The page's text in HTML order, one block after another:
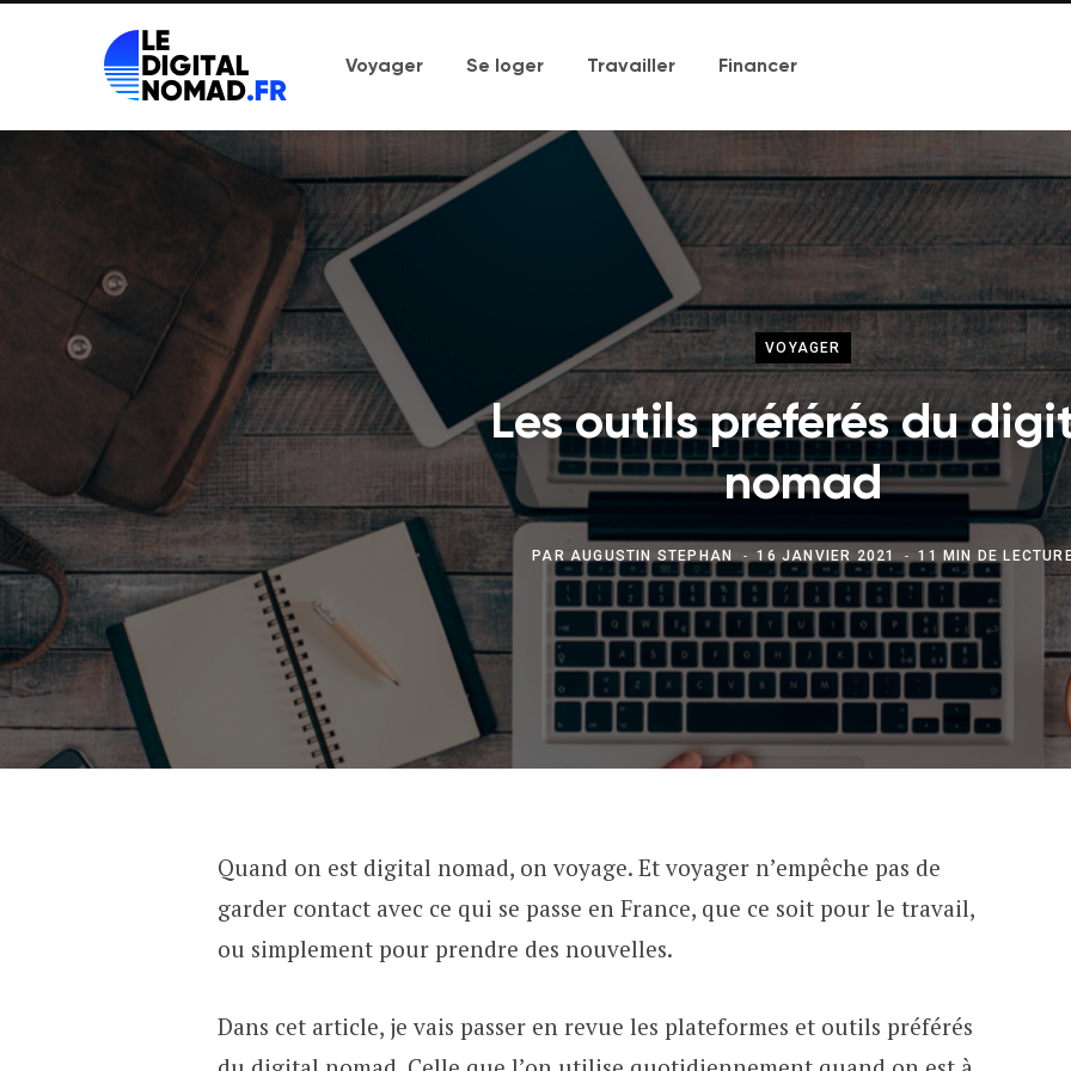
Voyager Se loger Travailler Financer
VOYAGER
Les outils préférés du
nomad
PAR AUGUSTIN STEPHAN 16 JANVIER 2021 11 MIN DE
Quand on est digital nomad, on voyage. Et voyager n’empêche pas de
garder contact avec ce qui se passe en France, que ce soit pour le travail,
ou simplement pour prendre des nouvelles.
Dans cet article, je vais passer en revue les plateformes et outils préférés